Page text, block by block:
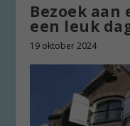
Bezoek aan
een leuk
19 oktober 2024